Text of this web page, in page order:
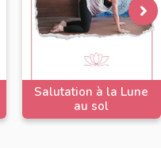
Salutation à la Lune
au sol